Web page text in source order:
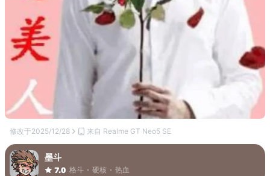
修改于2025/12/28 来自 Realme GT Neo5 SE
墨斗
7.0 格斗 硬核 热血